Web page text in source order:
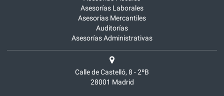
Asesorías Laborales
Asesorías Mercantiles
Auditorías
Asesorías Administrativas
Calle de Castelló, 8 - 2ºB
28001 Madrid